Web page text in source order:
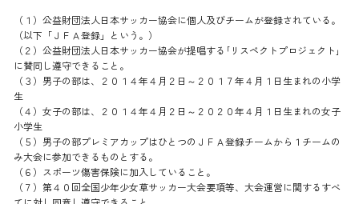
（１）公益財団法人日本サッカー協会に個人及びチームが登録されている。
（以下「ＪＦＡ登録」という。）
（２）公益財団法人日本サッカー協会が提唱する｢リスペクトプロジェクト｣
に賛同し遵守できること。
（３）男子の部は、２０１４年４月２日～２０１７年４月１日生まれの小学
生
（４）女子の部は、２０１４年４月２日～２０２０年４月１日生まれの女子
小学生
（５）男子の部プレミアカップはひとつのＪＦＡ登録チームから１チームの
み大会に参加できるものとする。
（６）スポーツ傷害保険に加入していること。
（７）第４０回全国少年少女草サッカー大会要項等、大会運営に関するすべ